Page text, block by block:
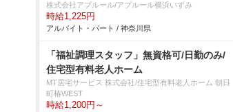
株式会社アプルール/アプルール横浜いずみ
時給1,225円
アルバイト・パート / 神奈川県
「福祉調理スタッフ」無資格可/日勤のみ/
住宅型有料老人ホーム
MT居宅サービス 株式会社/住宅型有料老人ホーム 朝日
町椿WEST
時給1,200円～